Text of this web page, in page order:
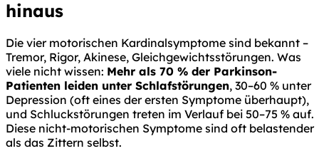
hinaus
Die vier motorischen Kardinalsymptome sind bekannt –
Tremor, Rigor, Akinese, Gleichgewichtsstörungen. Was
viele nicht wissen: Mehr als 70 % der Parkinson-
Patienten leiden unter Schlafstörungen, 30–60 % unter
Depression (oft eines der ersten Symptome überhaupt),
und Schluckstörungen treten im Verlauf bei 50–75 % auf.
Diese nicht-motorischen Symptome sind oft belastender
als das Zittern selbst.